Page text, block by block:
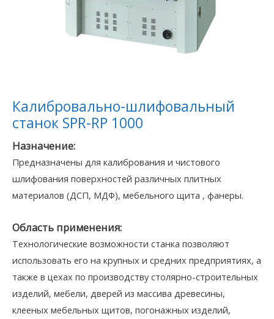
Калибровально-шлифовальный
станок SPR-RP 1000
Назначение:
Предназначены для калибрования и чистового
шлифования поверхностей различных плитных
материалов (ДСП, МДФ), мебельного щита , фанеры.
Область применения:
Технологические возможности станка позволяют
использовать его на крупных и средних предприятиях, а
также в цехах по производству столярно-строительных
изделий, мебели, дверей из массива древесины,
клееных мебельных щитов, погонажных изделий,